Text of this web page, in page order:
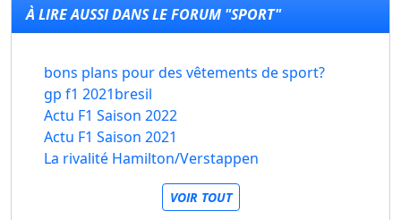
À LIRE AUSSI DANS LE FORUM "SPORT"
bons plans pour des vêtements de sport?
gp f1 2021bresil
Actu F1 Saison 2022
Actu F1 Saison 2021
La rivalité Hamilton/Verstappen
VOIR TOUT